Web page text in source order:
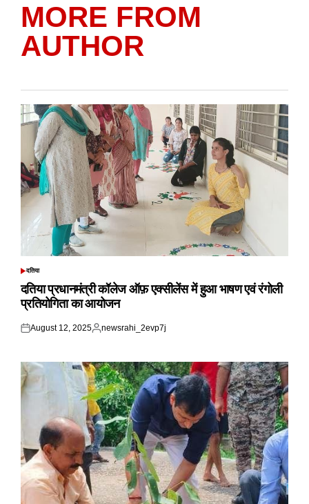
MORE FROM
AUTHOR
POSTED
दतिया
दतिया प्रधानमंत्री कॉलेज ऑफ़ एक्सीलेंस में हुआ भाषण एवं रंगोली
प्रतियोगिता का आयोजन
Posted
August 12, 2025
Posted
newsrahi_2evp7j